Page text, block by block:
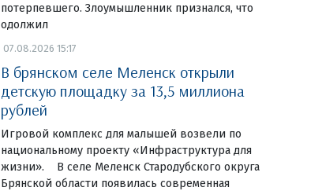
потерпевшего. Злоумышленник признался, что
одолжил
07.08.2026 15:17
В брянском селе Меленск открыли
детскую площадку за 13,5 миллиона
рублей
Игровой комплекс для малышей возвели по
национальному проекту «Инфраструктура для
жизни». В селе Меленск Стародубского округа
Брянской области появилась современная